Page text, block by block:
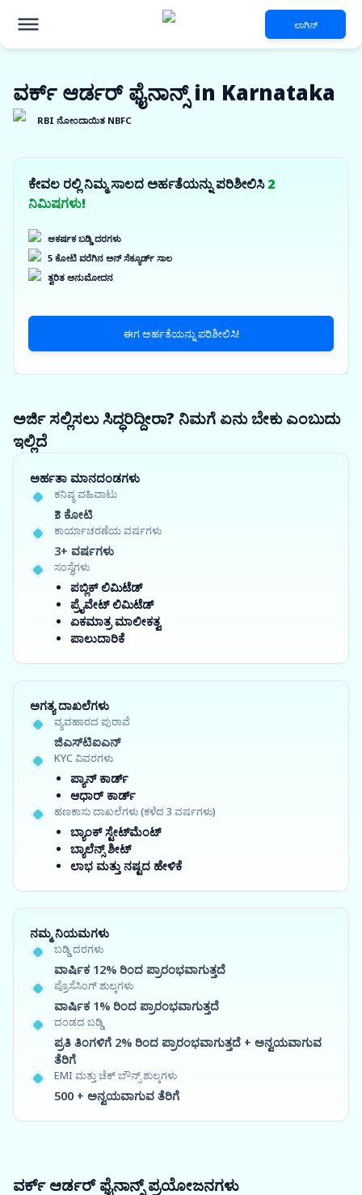
ಲಾಗಿನ್
ವರ್ಕ್ ಆರ್ಡರ್ ಫೈನಾನ್ಸ್ in Karnataka
RBI ನೋಂದಾಯಿತ NBFC
ಕೇವಲ ರಲ್ಲಿ ನಿಮ್ಮ ಸಾಲದ ಅರ್ಹತೆಯನ್ನು ಪರಿಶೀಲಿಸಿ2
ನಿಮಿಷಗಳು!
ಆಕರ್ಷಕ ಬಡ್ಡಿ ದರಗಳು
5 ಕೋಟಿ ವರೆಗಿನ ಅನ್ ಸೆಕ್ಯೂರ್ಡ್ ಸಾಲ
ತ್ವರಿತ ಅನುಮೋದನ
ಈಗ ಅರ್ಹತೆಯನ್ನು ಪರಿಶೀಲಿಸಿ!
ಅರ್ಜಿ ಸಲ್ಲಿಸಲು ಸಿದ್ಧರಿದ್ದೀರಾ? ನಿಮಗೆ ಏನು ಬೇಕು ಎಂಬುದು
ಇಲ್ಲಿದೆ
ಅರ್ಹತಾ ಮಾನದಂಡಗಳು
ಕನಿಷ್ಠ ವಹಿವಾಟು
₹3 ಕೋಟಿ
ಕಾರ್ಯಾಚರಣೆಯ ವರ್ಷಗಳು
3+ ವರ್ಷಗಳು
ಸಂಸ್ಥೆಗಳು
ಪಬ್ಲಿಕ್ ಲಿಮಿಟೆಡ್
ಪ್ರೈವೇಟ್ ಲಿಮಿಟೆಡ್
ಏಕಮಾತ್ರ ಮಾಲೀಕತ್ವ
ಪಾಲುದಾರಿಕೆ
ಅಗತ್ಯ ದಾಖಲೆಗಳು
ವ್ಯವಹಾರದ ಪುರಾವೆ
ಜಿಎಸ್‍ಟಿಐಎನ್
KYC ವಿವರಗಳು
ಪ್ಯಾನ್ ಕಾರ್ಡ್
ಆಧಾರ್ ಕಾರ್ಡ್
ಹಣಕಾಸು ದಾಖಲೆಗಳು (ಕಳೆದ 3 ವರ್ಷಗಳು)
ಬ್ಯಾಂಕ್ ಸ್ಟೇಟ್‌ಮೆಂಟ್
ಬ್ಯಾಲೆನ್ಸ್ ಶೀಟ್
ಲಾಭ ಮತ್ತು ನಷ್ಟದ ಹೇಳಿಕೆ
ನಮ್ಮ ನಿಯಮಗಳು
ಬಡ್ಡಿ ದರಗಳು
ವಾರ್ಷಿಕ 12% ರಿಂದ ಪ್ರಾರಂಭವಾಗುತ್ತದೆ
ಪ್ರೊಸೆಸಿಂಗ್ ಶುಲ್ಕಗಳು
ವಾರ್ಷಿಕ 1% ರಿಂದ ಪ್ರಾರಂಭವಾಗುತ್ತದೆ
ದಂಡದ ಬಡ್ಡಿ
ಪ್ರತಿ ತಿಂಗಳಿಗೆ 2% ರಿಂದ ಪ್ರಾರಂಭವಾಗುತ್ತದೆ + ಅನ್ವಯವಾಗುವ
ತೆರಿಗೆ
EMI ಮತ್ತು ಚೆಕ್ ಬೌನ್ಸ್ ಶುಲ್ಕಗಳು
500 + ಅನ್ವಯವಾಗುವ ತೆರಿಗೆ
ವರ್ಕ್ ಆರ್ಡರ್ ಫೈನಾನ್ಸ್ಪ್ರಯೋಜನಗಳು